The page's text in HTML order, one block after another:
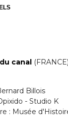
canal
Billois
- Studio K
: Musée